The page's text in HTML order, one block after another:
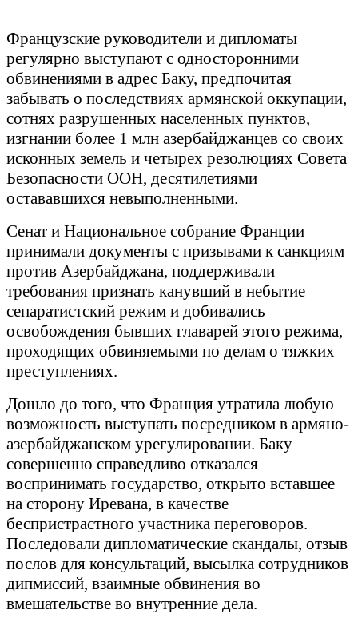
Французские руководители и дипломаты
регулярно выступают с односторонними
обвинениями в адрес Баку, предпочитая
забывать о последствиях армянской оккупации,
сотнях разрушенных населенных пунктов,
изгнании более 1 млн азербайджанцев со своих
исконных земель и четырех резолюциях Совета
Безопасности ООН, десятилетиями
остававшихся невыполненными.
Сенат и Национальное собрание Франции
принимали документы с призывами к санкциям
против Азербайджана, поддерживали
требования признать канувший в небытие
сепаратистский режим и добивались
освобождения бывших главарей этого режима,
проходящих обвиняемыми по делам о тяжких
преступлениях.
Дошло до того, что Франция утратила любую
возможность выступать посредником в армяно-
азербайджанском урегулировании. Баку
совершенно справедливо отказался
воспринимать государство, открыто вставшее
на сторону Иревана, в качестве
беспристрастного участника переговоров.
Последовали дипломатические скандалы, отзыв
послов для консультаций, высылка сотрудников
дипмиссий, взаимные обвинения во
вмешательстве во внутренние дела.